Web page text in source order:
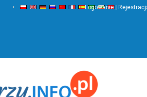
‹ ›
Logowanie |